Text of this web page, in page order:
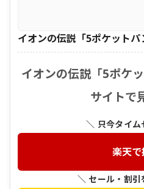
イオンの伝説「5ポケットパ
イオンの伝説「5ポケ
サイトで
＼ 只今タイム
楽天で
＼ セール・割